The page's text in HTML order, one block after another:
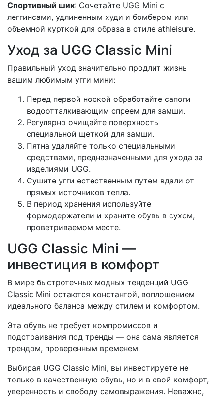
Спортивный шик: Сочетайте UGG Mini с
леггинсами, удлиненным худи и бомбером или
объемной курткой для образа в стиле athleisure.
Уход за UGG Classic Mini
Правильный уход значительно продлит жизнь
вашим любимым угги мини:
Перед первой ноской обработайте сапоги
водоотталкивающим спреем для замши.
Регулярно очищайте поверхность
специальной щеткой для замши.
Пятна удаляйте только специальными
средствами, предназначенными для ухода за
изделиями UGG.
Сушите угги естественным путем вдали от
прямых источников тепла.
В период хранения используйте
формодержатели и храните обувь в сухом,
проветриваемом месте.
UGG Classic Mini —
инвестиция в комфорт
В мире быстротечных модных тенденций UGG
Classic Mini остаются константой, воплощением
идеального баланса между стилем и комфортом.
Эта обувь не требует компромиссов и
подстраивания под тренды — она сама является
трендом, проверенным временем.
Выбирая UGG Classic Mini, вы инвестируете не
только в качественную обувь, но и в свой комфорт,
уверенность и свободу самовыражения. Неважно,